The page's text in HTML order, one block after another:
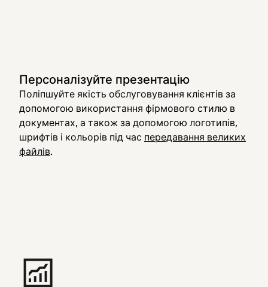
Персоналізуйте презентацію
Поліпшуйте якість обслуговування клієнтів за
допомогою використання фірмового стилю в
документах, а також за допомогою логотипів,
шрифтів і кольорів під час передавання великих
файлів.